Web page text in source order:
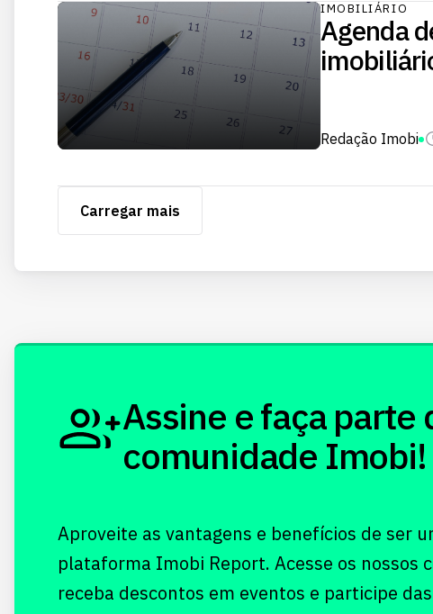
IMOBILIÁRIO
Agenda
Redação Imobi
Carregar mais
Assine e faça parte
comunidade
Aproveite as vantagens e benefícios de ser
plataforma Imobi Report. Acesse os nossos
receba descontos em eventos e participe